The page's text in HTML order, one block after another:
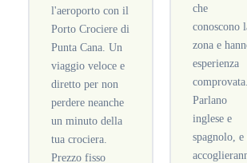
l'aeroporto con il
Porto Crociere di
Punta Cana. Un
viaggio veloce e
diretto per non
perdere neanche
un minuto della
tua crociera.
Prezzo fisso
che
conoscono
zona e
esperienza
comprovata.
Parlano
inglese e
spagnolo,